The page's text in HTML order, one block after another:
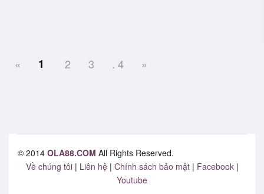
« 1 2 3 . 4 »
© 2014 OLA88.COM All Rights Reserved.
Về chúng tôi | Liên hệ | Chính sách bảo mật| Facebook |
Youtube